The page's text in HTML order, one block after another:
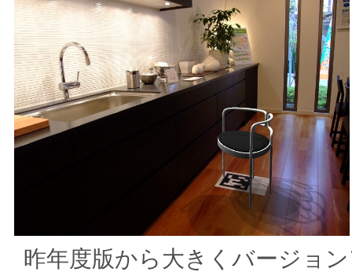
昨年度版から大きくバージョ